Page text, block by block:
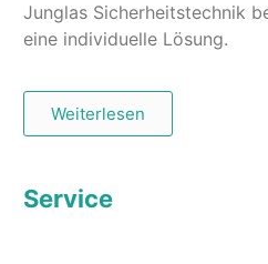
Junglas Sicherheitstechnik
eine individuelle Lösung.
Weiterlesen
Service